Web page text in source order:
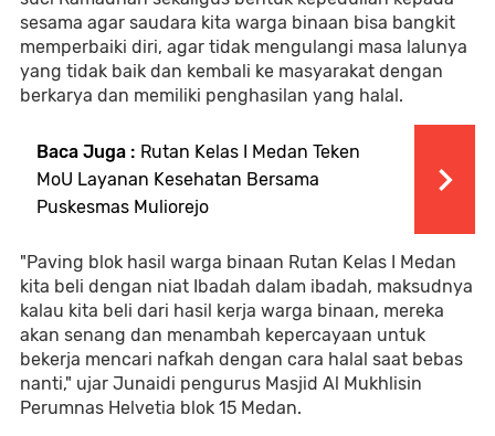
sesama agar saudara kita warga binaan bisa bangkit
memperbaiki diri, agar tidak mengulangi masa lalunya
yang tidak baik dan kembali ke masyarakat dengan
berkarya dan memiliki penghasilan yang halal.
Baca Juga : Rutan Kelas I Medan Teken
MoU Layanan Kesehatan Bersama
Puskesmas Muliorejo
"Paving blok hasil warga binaan Rutan Kelas I Medan
kita beli dengan niat Ibadah dalam ibadah, maksudnya
kalau kita beli dari hasil kerja warga binaan, mereka
akan senang dan menambah kepercayaan untuk
bekerja mencari nafkah dengan cara halal saat bebas
nanti," ujar Junaidi pengurus Masjid Al Mukhlisin
Perumnas Helvetia blok 15 Medan.